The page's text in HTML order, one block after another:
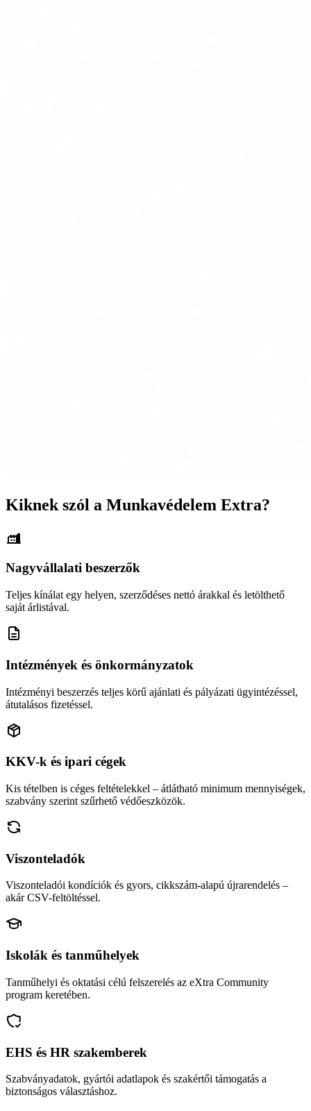
Kiknek szól a Munkavédelem Extra?
Nagyvállalati beszerzők
Teljes kínálat egy helyen, szerződéses nettó árakkal és letölthető
saját árlistával.
Intézmények és önkormányzatok
Intézményi beszerzés teljes körű ajánlati és pályázati ügyintézéssel,
átutalásos fizetéssel.
KKV-k és ipari cégek
Kis tételben is céges feltételekkel – átlátható minimum mennyiségek,
szabvány szerint szűrhető védőeszközök.
Viszonteladók
Viszonteladói kondíciók és gyors, cikkszám-alapú újrarendelés –
akár CSV-feltöltéssel.
Iskolák és tanműhelyek
Tanműhelyi és oktatási célú felszerelés az eXtra Community
program keretében.
EHS és HR szakemberek
Szabványadatok, gyártói adatlapok és szakértői támogatás a
biztonságos választáshoz.